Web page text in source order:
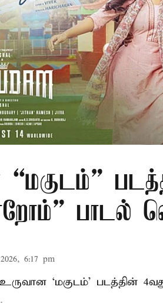
“மகுடம்”
பாடல்
6:17 pm
‘மகுடம்’ படத்தின்